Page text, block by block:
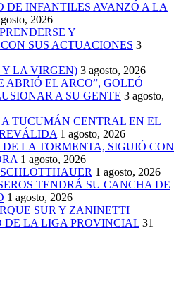
DE INFANTILES AVANZÓ A LA
2026
Y
SUS ACTUACIONES 3
Y LA VIRGEN) 3 agosto, 2026
ABRIÓ EL ARCO”, GOLEÓ
A SU GENTE 3 agosto,
TUCUMÁN CENTRAL EN EL
1 agosto, 2026
LA TORMENTA, SIGUIÓ CON
1 agosto, 2026
1 agosto, 2026
TENDRÁ SU CANCHA DE
1 agosto, 2026
SUR Y ZANINETTI
DE LA LIGA PROVINCIAL 31